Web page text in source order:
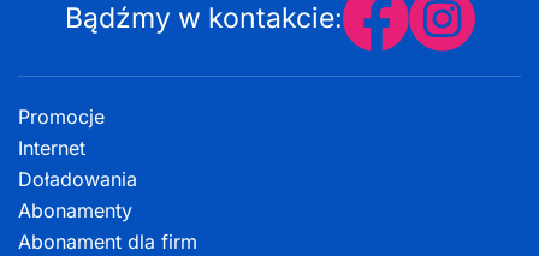
Bądźmy w kontakcie:
Promocje
Internet
Doładowania
Abonamenty
Abonament dla firm